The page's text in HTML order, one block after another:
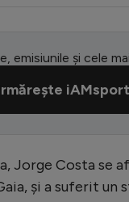
emisiunile și cele
Jorge Costa se
și a suferit un